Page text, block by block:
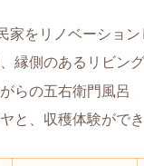
家をリノベーション
縁側のあるリビン
らの五右衛門風呂
と、収穫体験がで